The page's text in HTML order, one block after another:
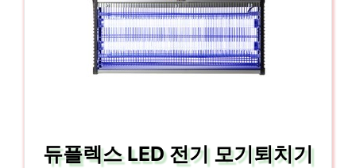
듀플렉스 LED 전기 모기퇴치기